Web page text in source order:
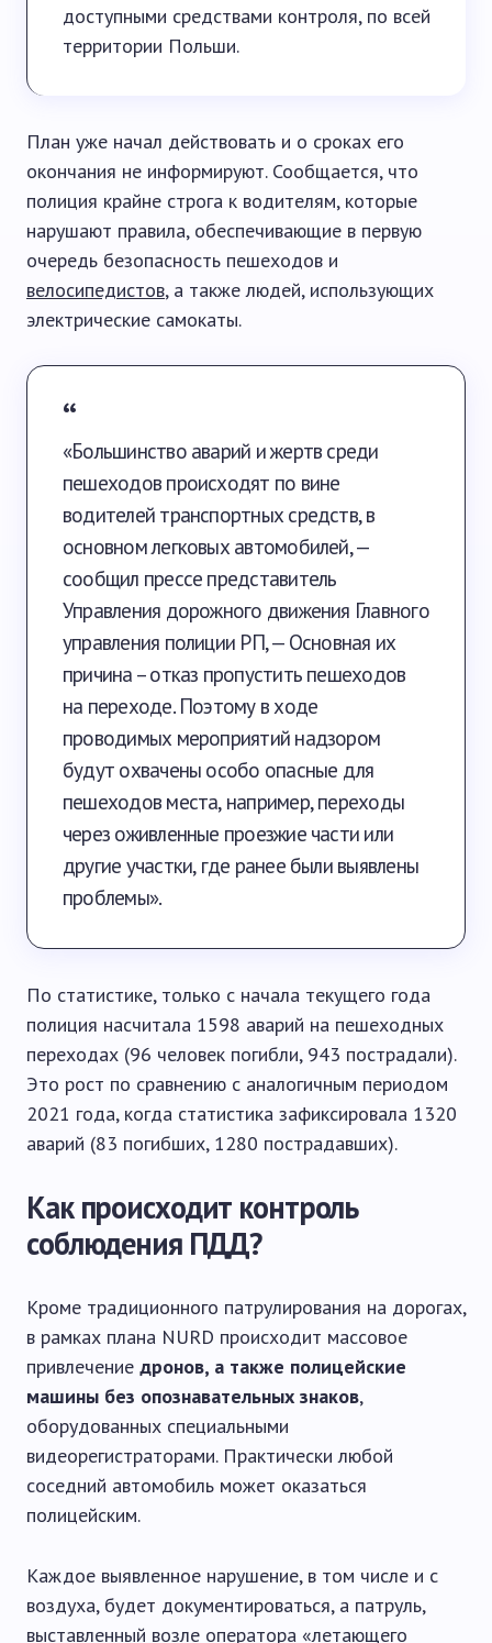
доступными средствами контроля, по всей
территории Польши.
План уже начал действовать и о сроках его
окончания не информируют. Сообщается, что
полиция крайне строга к водителям, которые
нарушают правила, обеспечивающие в первую
очередь безопасность пешеходов и
велосипедистов, а также людей, использующих
электрические самокаты.
«Большинство аварий и жертв среди
пешеходов происходят по вине
водителей транспортных средств, в
основном легковых автомобилей, —
сообщил прессе представитель
Управления дорожного движения Главного
управления полиции РП, — Основная их
причина – отказ пропустить пешеходов
на переходе. Поэтому в ходе
проводимых мероприятий надзором
будут охвачены особо опасные для
пешеходов места, например, переходы
через оживленные проезжие части или
другие участки, где ранее были выявлены
проблемы».
По статистике, только с начала текущего года
полиция насчитала 1598 аварий на пешеходных
переходах (96 человек погибли, 943 пострадали).
Это рост по сравнению с аналогичным периодом
2021 года, когда статистика зафиксировала 1320
аварий (83 погибших, 1280 пострадавших).
Как происходит контроль
соблюдения ПДД?
Кроме традиционного патрулирования на дорогах,
в рамках плана NURD происходит массовое
привлечение дронов, а также полицейские
машины без опознавательных знаков,
оборудованных специальными
видеорегистраторами. Практически любой
соседний автомобиль может оказаться
полицейским.
Каждое выявленное нарушение, в том числе и с
воздуха, будет документироваться, а патруль,
выставленный возле оператора «летающего